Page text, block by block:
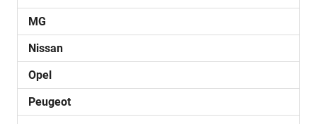
MG
Nissan
Opel
Peugeot